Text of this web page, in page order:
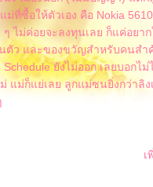
ม่ที่ซื้อให้ตัวเอง คือ Nokia
ไม่ค่อยจะลงทุนเลย ก็แค่อยา
ตัว และของขวัญสำหรับคนสำ
Schedule ยังไม่ออก เลยบอกไ
แม่ก็แย่เลย ลูกแม่ซนยิ่งกว่าลิง
เ